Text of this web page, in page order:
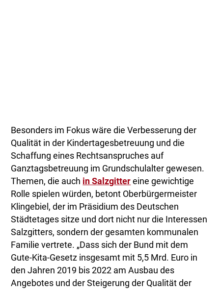
Besonders im Fokus wäre die Verbesserung der
Qualität in der Kindertagesbetreuung und die
Schaffung eines Rechtsanspruches auf
Ganztagsbetreuung im Grundschulalter gewesen.
Themen, die auch in Salzgitter eine gewichtige
Rolle spielen würden, betont Oberbürgermeister
Klingebiel, der im Präsidium des Deutschen
Städtetages sitze und dort nicht nur die Interessen
Salzgitters, sondern der gesamten kommunalen
Familie vertrete. „Dass sich der Bund mit dem
Gute-Kita-Gesetz insgesamt mit 5,5 Mrd. Euro in
den Jahren 2019 bis 2022 am Ausbau des
Angebotes und der Steigerung der Qualität der